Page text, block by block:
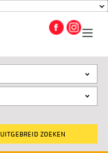
UITGEBREID ZOEKEN